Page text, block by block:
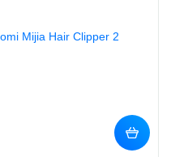
Mijia Hair Clipper 2